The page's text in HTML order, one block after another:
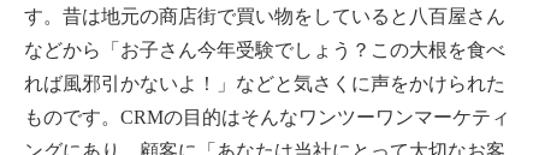
す。昔は地元の商店街で買い物をしていると八百屋さん
などから「お子さん今年受験でしょう？この大根を食べ
れば風邪引かないよ！」などと気さくに声をかけられた
ものです。CRMの目的はそんなワンツーワンマーケティ